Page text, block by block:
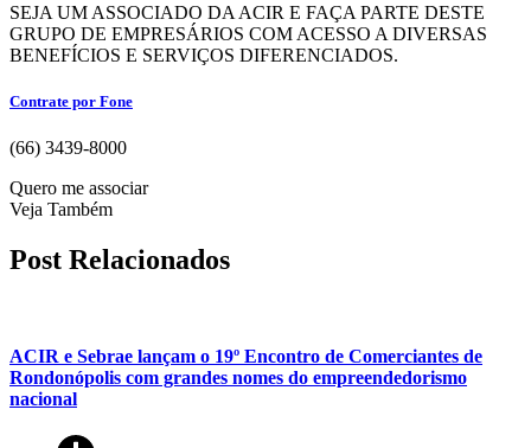
SEJA UM ASSOCIADO DA ACIR E FAÇA PARTE DESTE
GRUPO DE EMPRESÁRIOS COM ACESSO A DIVERSAS
BENEFÍCIOS E SERVIÇOS DIFERENCIADOS.
Contrate por Fone
(66) 3439-8000
Quero me associar
Veja Também
Post Relacionados
ACIR e Sebrae lançam o 19º Encontro de Comerciantes de
Rondonópolis com grandes nomes do empreendedorismo
nacional